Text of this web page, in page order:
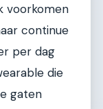
voorkomen
continue
per dag
die
gaten